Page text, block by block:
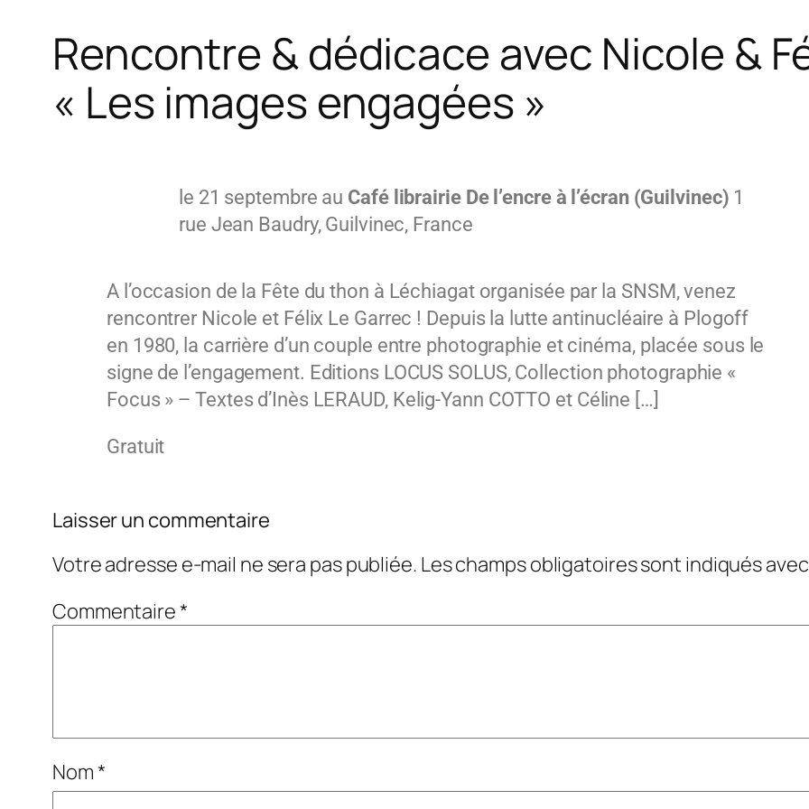
Rencontre & dédicace avec Nicole &
« Les images engagées »
le 21 septembre au Café librairie De l’encre à l’écran (Guilvinec) 1
rue Jean Baudry, Guilvinec, France
A l’occasion de la Fête du thon à Léchiagat organisée par la SNSM, venez
rencontrer Nicole et Félix Le Garrec ! Depuis la lutte antinucléaire à Plogoff
en 1980, la carrière d’un couple entre photographie et cinéma, placée sous le
signe de l’engagement. Editions LOCUS SOLUS, Collection photographie «
Focus » – Textes d’Inès LERAUD, Kelig-Yann COTTO et Céline […]
Gratuit
Laisser un commentaire
Votre adresse e-mail ne sera pas publiée. Les champs obligatoires sont indiqués
Commentaire*
Nom*